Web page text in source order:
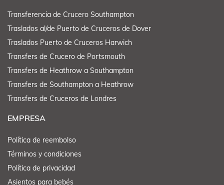
Transferencia de Crucero Southampton
Traslados al/de Puerto de Cruceros de Dover
Traslados Puerto de Cruceros Harwich
Transfers de Crucero de Portsmouth
Transfers de Heathrow a Southampton
Transfers de Southampton a Heathrow
Transfers de Cruceros de Londres
EMPRESA
Política de reembolso
Términos y condiciones
Política de privacidad
Asientos para bebés